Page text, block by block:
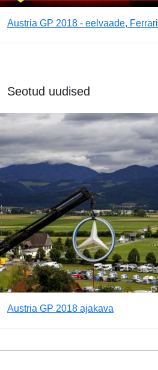
Austria GP 2018 - eelvaade, Ferrari
Seotud uudised
Austria GP 2018 ajakava